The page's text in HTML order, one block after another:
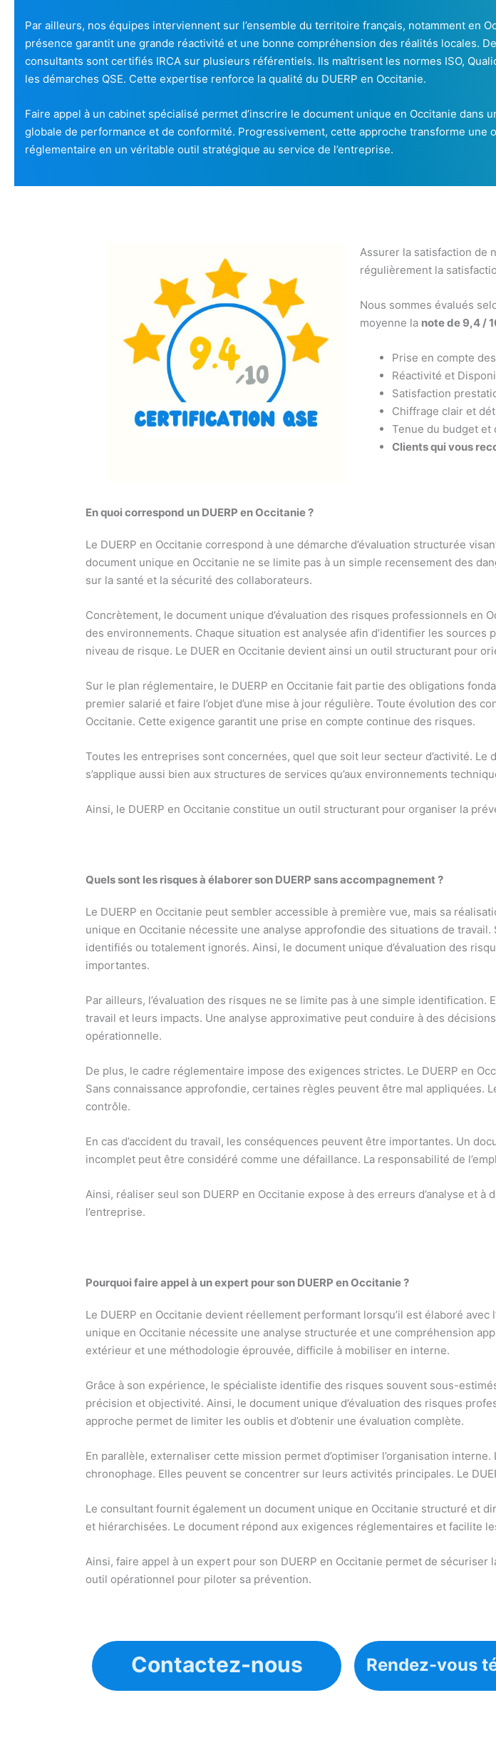
Par ailleurs, nos équipes interviennent sur l’ensemble du territoire français, notamment en
présence garantit une grande réactivité et une bonne compréhension des réalités locales.
consultants sont certifiés IRCA sur plusieurs référentiels. Ils maîtrisent les normes ISO,
les démarches QSE. Cette expertise renforce la qualité du DUERP en Occitanie.
Faire appel à un cabinet spécialisé permet d’inscrire le document unique en Occitanie dans
globale de performance et de conformité. Progressivement, cette approche transforme une
réglementaire en un véritable outil stratégique au service de l’entreprise.
Assurer la satisfaction de
régulièrement la
Nous sommes évalués
moyenne la note de 9,4 /
Prise en compte
Réactivité et
Satisfaction
Chiffrage clair et
Tenue du budget et
Clients qui vous
En quoi correspond un DUERP en Occitanie ?
Le DUERP en Occitanie correspond à une démarche d’évaluation structurée
document unique en Occitanie ne se limite pas à un simple recensement des
sur la santé et la sécurité des collaborateurs.
Concrètement, le document unique d’évaluation des risques professionnels en
des environnements. Chaque situation est analysée afin d’identifier les
niveau de risque. Le DUER en Occitanie devient ainsi un outil structurant pour
Sur le plan réglementaire, le DUERP en Occitanie fait partie des obligations
premier salarié et faire l’objet d’une mise à jour régulière. Toute évolution des
Occitanie. Cette exigence garantit une prise en compte continue des risques.
Toutes les entreprises sont concernées, quel que soit leur secteur d’activité.
s’applique aussi bien aux structures de services qu’aux environnements
Ainsi, le DUERP en Occitanie constitue un outil structurant pour organiser la
Quels sont les risques à élaborer son DUERP sans accompagnement ?
Le DUERP en Occitanie peut sembler accessible à première vue, mais sa
unique en Occitanie nécessite une analyse approfondie des situations de
identifiés ou totalement ignorés. Ainsi, le document unique d’évaluation des
importantes.
Par ailleurs, l’évaluation des risques ne se limite pas à une simple
travail et leurs impacts. Une analyse approximative peut conduire à des
opérationnelle.
De plus, le cadre réglementaire impose des exigences strictes. Le DUERP en
Sans connaissance approfondie, certaines règles peuvent être mal appliquées.
contrôle.
En cas d’accident du travail, les conséquences peuvent être importantes. Un
incomplet peut être considéré comme une défaillance. La responsabilité de
Ainsi, réaliser seul son DUERP en Occitanie expose à des erreurs d’analyse et
l’entreprise.
Pourquoi faire appel à un expert pour son DUERP en Occitanie ?
Le DUERP en Occitanie devient réellement performant lorsqu’il est élaboré
unique en Occitanie nécessite une analyse structurée et une compréhension
extérieur et une méthodologie éprouvée, difficile à mobiliser en interne.
Grâce à son expérience, le spécialiste identifie des risques souvent sous-
précision et objectivité. Ainsi, le document unique d’évaluation des risques
approche permet de limiter les oublis et d’obtenir une évaluation complète.
En parallèle, externaliser cette mission permet d’optimiser l’organisation
chronophage. Elles peuvent se concentrer sur leurs activités principales. Le
Le consultant fournit également un document unique en Occitanie structuré et
et hiérarchisées. Le document répond aux exigences réglementaires et facilite
Ainsi, faire appel à un expert pour son DUERP en Occitanie permet de sécuriser
outil opérationnel pour piloter sa prévention.
Contactez-nous Rendez-vous